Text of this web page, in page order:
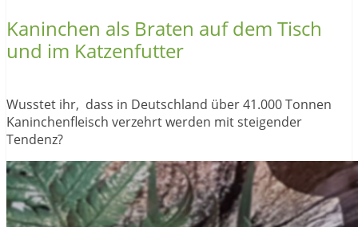
Kaninchen als Braten auf dem Tisch
und im Katzenfutter
Wusstet ihr, dass in Deutschland über 41.000 Tonnen
Kaninchenfleisch verzehrt werden mit steigender
Tendenz?